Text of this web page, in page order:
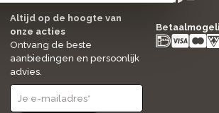
Altijd op de hoogte van
onze acties
Ontvang de beste
aanbiedingen en persoonlijk
advies.
instagram
facebook